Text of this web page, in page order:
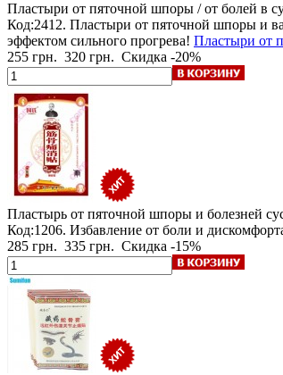
Пластыри от пяточной шпоры / от болей в
Код:2412. Пластыри от пяточной шпоры и
эффектом сильного прогрева! Пластыри от
255 грн. 320 грн. Скидка -20%
Пластырь от пяточной шпоры и болезней
Код:1206. Избавление от боли и
285 грн. 335 грн. Скидка -15%